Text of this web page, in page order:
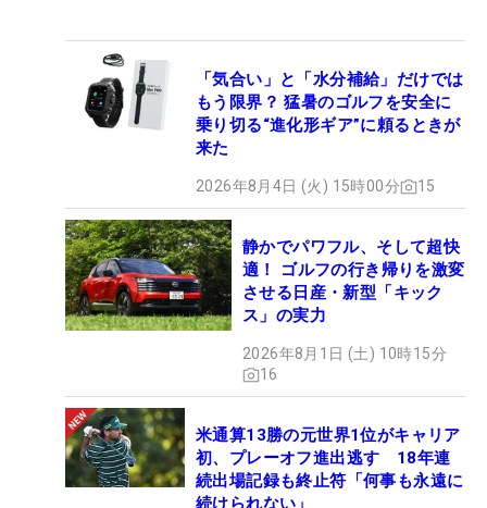
「気合い」と「水分補給」だけでは
もう限界？ 猛暑のゴルフを安全に
乗り切る“進化形ギア”に頼るときが
来た
2026年8月4日 (火) 15時00分 15
静かでパワフル、そして超快
適！ ゴルフの行き帰りを激変
させる日産・新型「キック
ス」の実力
2026年8月1日 (土) 10時15分
16
米通算13勝の元世界1位がキャリア
初、プレーオフ進出逃す 18年連
続出場記録も終止符「何事も永遠に
続けられない」